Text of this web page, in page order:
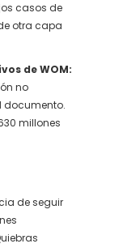
casos de
otra capa
de WOM:
no
documento.
millones
de seguir